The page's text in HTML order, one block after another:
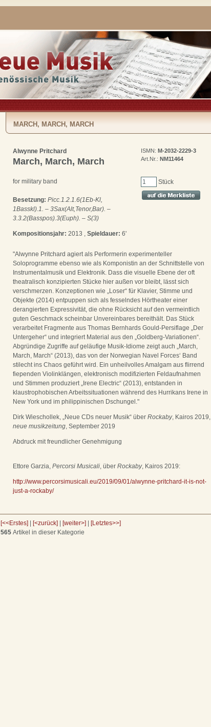
MARCH, MARCH, MARCH
Alwynne Pritchard
March, March, March
for military band
Besetzung: Picc.1.2.1.6(1Eb-Kl,
1Basskl).1. – 3Sax(Alt,Tenor,Bar). –
3.3.2(Basspos).3(Euph). – S(3)
ISMN: M-2032-2229-3
Art.Nr.: NM11464
Stück
Kompositionsjahr: 2013 , Spieldauer: 6'
"Alwynne Pritchard agiert als Performerin experimenteller
Soloprogramme ebenso wie als Komponistin an der Schnittstelle von
Instrumentalmusik und Elektronik. Dass die visuelle Ebene der oft
theatralisch konzipierten Stücke hier außen vor bleibt, lässt sich
verschmerzen. Konzeptionen wie „Loser“ für Klavier, Stimme und
Objekte (2014) entpuppen sich als fesselndes Hörtheater einer
derangierten Expressivität, die ohne Rücksicht auf den vermeintlich
guten Geschmack scheinbar Unvereinbares bereithält. Das Stück
verarbeitet Fragmente aus Thomas Bernhards Gould-Persiflage „Der
Untergeher“ und integriert Material aus den „Goldberg-Variationen“.
Abgründige Zugriffe auf geläufige Musik-Idiome zeigt auch „March,
March, March“ (2013), das von der Norwegian Navel Forces‘ Band
stilecht ins Chaos geführt wird. Ein unheilvolles Amalgam aus flirrend
fiependen Violinklängen, elektronisch modifizierten Feldaufnahmen
und Stimmen produziert „Irene Electric“ (2013), entstanden in
klaustrophobischen Arbeitssituationen während des Hurrikans Irene in
New York und im philippinischen Dschungel."
Dirk Wieschollek, „Neue CDs neuer Musik“ über Rockaby, Kairos 2019,
neue musikzeitung, September 2019
Abdruck mit freundlicher Genehmigung
Ettore Garzia, Percorsi Musicali, über Rockaby, Kairos 2019:
http://www.percorsimusicali.eu/2019/09/01/alwynne-pritchard-it-is-not-
just-a-rockaby/
[<<Erstes] [<zurück] [weiter>]
[Letztes>>]
565 Artikel in dieser Kategorie